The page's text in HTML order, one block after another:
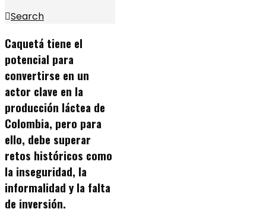
Search
Caquetá tiene el
potencial para
convertirse en un
actor clave en la
producción láctea de
Colombia, pero para
ello, debe superar
retos históricos como
la inseguridad, la
informalidad y la falta
de inversión.